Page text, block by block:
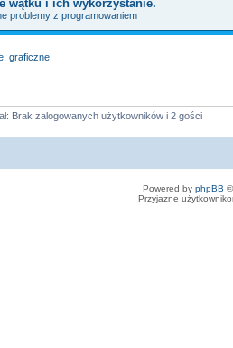
wątku i ich wykorzystanie.
problemy z programowaniem
graficzne
Brak zalogowanych użytkowników i 2 gości
Powered by phpBB
Przyjazne